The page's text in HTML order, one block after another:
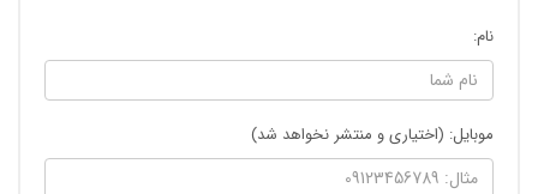
نام:
موبایل: (اختیاری و منتشر نخواهد شد)